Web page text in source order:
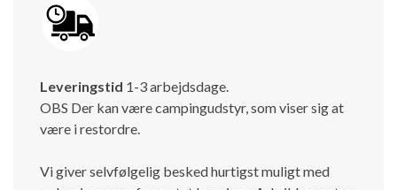
Leveringstid 1-3 arbejdsdage.
OBS Der kan være campingudstyr, som viser sig at
være i restordre.
Vi giver selvfølgelig besked hurtigst muligt med